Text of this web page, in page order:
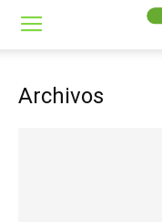
Archivos